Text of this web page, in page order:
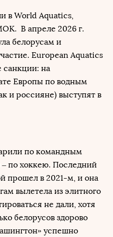
в World Aquatics,
В апреле 2026 г.
белорусам и
European Aquatics
санкции: на
Европы по водным
и россияне) выступят в
по командным
– по хоккею. Последний
прошел в 2021-м, и она
вылетела из элитного
не дали, хотя
белорусов здорово
успешно